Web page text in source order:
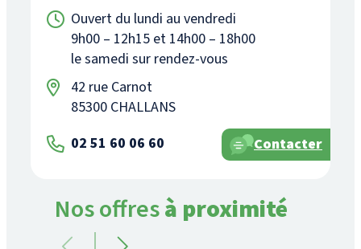
Ouvert du lundi au vendredi
9h00 – 12h15 et 14h00 – 18h00
le samedi sur rendez-vous
42 rue Carnot
85300 CHALLANS
02 51 60 06 60
Contacter
Nos offresà proximité